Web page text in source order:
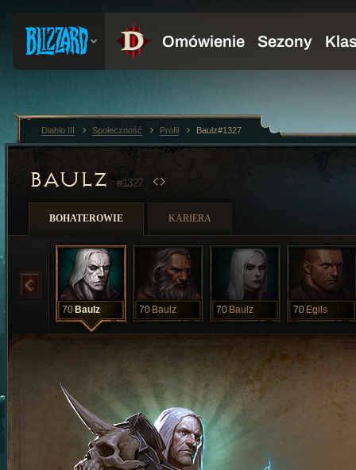
BAULZ#1327
BOHATEROWIE KARIERA
70 Baulz 70 Baulz 70 Baulz 70 Egils
Diablo III Społeczność Profil Baulz#1327